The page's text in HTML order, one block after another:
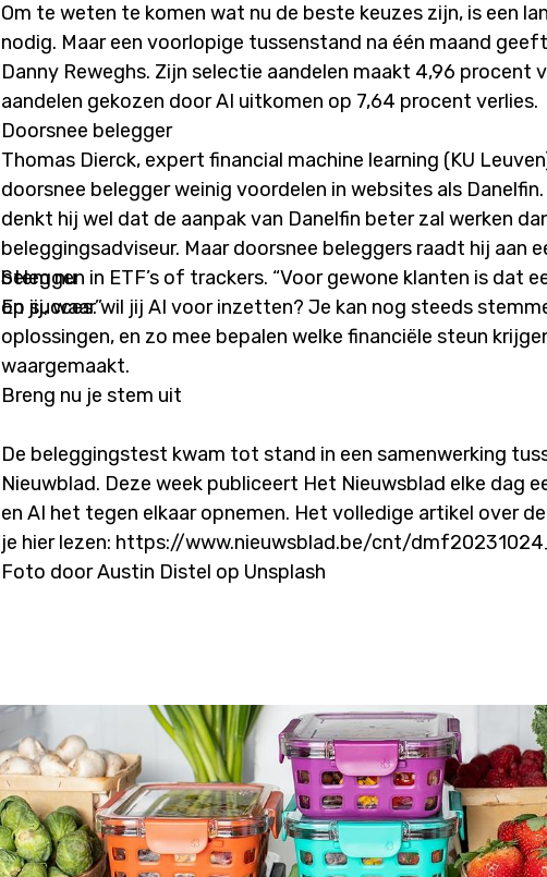
Om te weten te komen wat nu de beste keuzes zijn, is een
nodig. Maar een voorlopige tussenstand na één maand
Danny Reweghs. Zijn selectie aandelen maakt 4,96 procent
aandelen gekozen door AI uitkomen op 7,64 procent verlies.
Doorsnee belegger
Thomas Dierck, expert financial machine learning (KU
doorsnee belegger weinig voordelen in websites als
denkt hij wel dat de aanpak van Danelfin beter zal werken
beleggingsadviseur. Maar doorsnee beleggers raadt hij aan
beleggen in ETF’s of trackers. “Voor gewone klanten is dat
op succes.”
Stem nu
En jij, waar wil jij AI voor inzetten? Je kan nog steeds
oplossingen, en zo mee bepalen welke financiële steun
waargemaakt.
Breng nu je stem uit
De beleggingstest kwam tot stand in een samenwerking
Nieuwblad. Deze week publiceert Het Nieuwsblad elke dag
en AI het tegen elkaar opnemen. Het volledige artikel over
je hier lezen: https://www.nieuwsblad.be/cnt/
Foto door Austin Distel op Unsplash